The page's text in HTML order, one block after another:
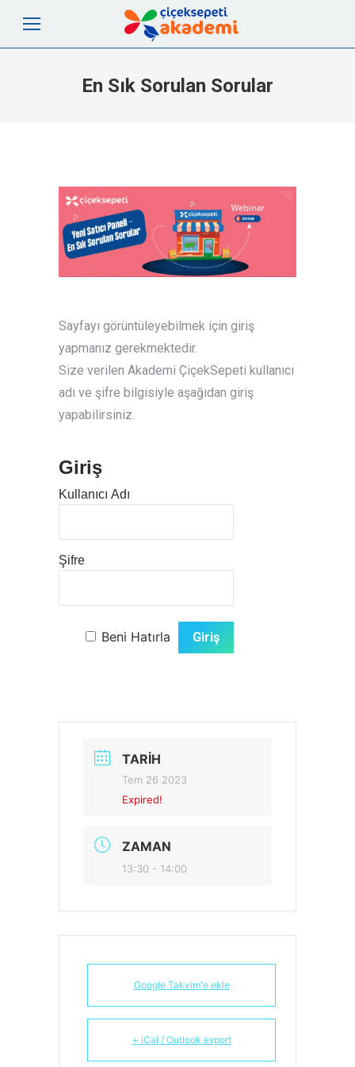
En Sık Sorulan Sorular
Sayfayı görüntüleyebilmek için giriş
yapmanız gerekmektedir.
Size verilen Akademi ÇiçekSepeti kullanıcı
adı ve şifre bilgisiyle aşağıdan giriş
yapabilirsiniz.
Giriş
Kullanıcı Adı
Şifre
Beni Hatırla
TARIH
Tem 26 2023
Expired!
ZAMAN
13:30 - 14:00
Google Takvim'e ekle
+ iCal / Outlook export